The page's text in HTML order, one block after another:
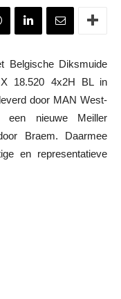
Belgische Diksmuide
18.520 4x2H BL in
door MAN West-
een nieuwe Meiller
Braem. Daarmee
en representatieve